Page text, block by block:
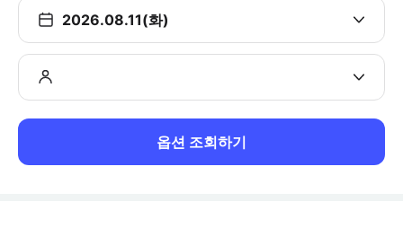
2026.08.11(화)
옵션 조회하기